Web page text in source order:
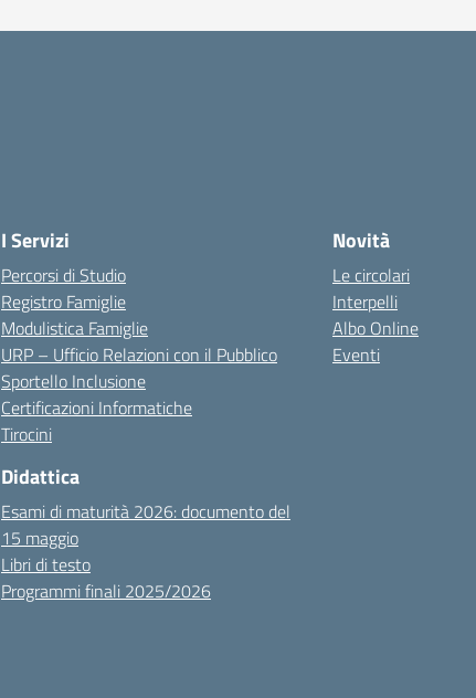
I Servizi
Percorsi di Studio
Registro Famiglie
Modulistica Famiglie
URP – Ufficio Relazioni con il Pubblico
Sportello Inclusione
Certificazioni Informatiche
Tirocini
Didattica
Esami di maturità 2026: documento del
15 maggio
Libri di testo
Programmi finali 2025/2026
Novità
Le circolari
Interpelli
Albo Online
Eventi